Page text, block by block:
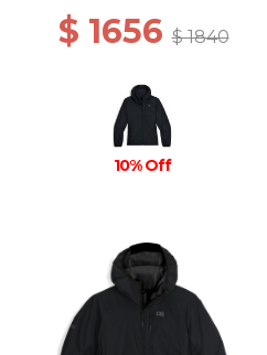
$ 1656$ 1840
10% Off